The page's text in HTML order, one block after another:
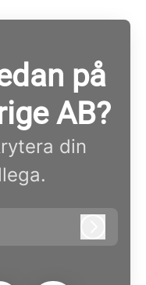
på
AB?
din